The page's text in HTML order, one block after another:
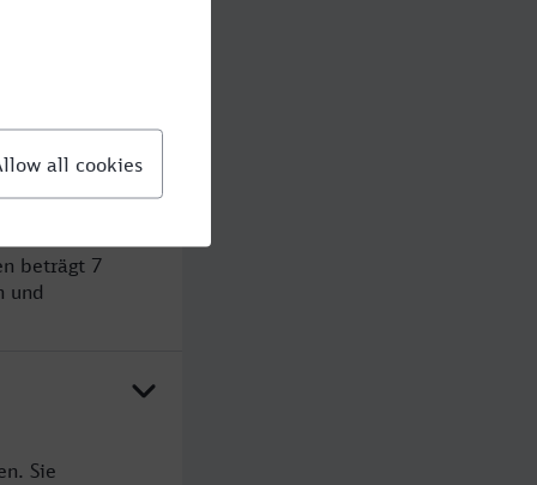
beträgt 7
und
Sie